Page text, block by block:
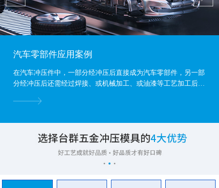
汽车零部件应用案例
在汽车冲压件中，一部分经冲压后直接成为汽车零部件，另一部
分经冲压后还需经过焊接、或机械加工、或油漆等工艺加工后才